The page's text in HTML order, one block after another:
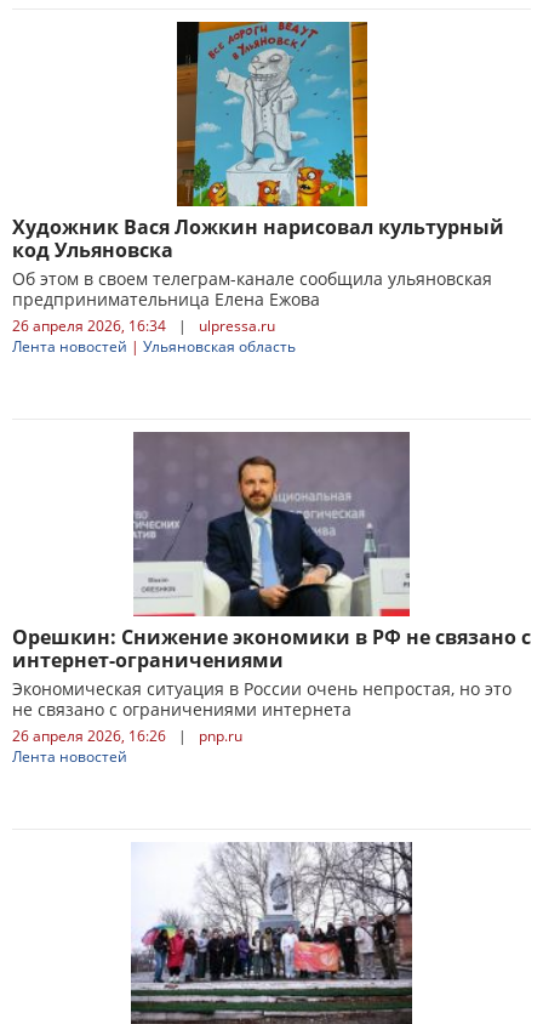
Художник Вася Ложкин нарисовал культурный
код Ульяновска
Об этом в своем телеграм-канале сообщила ульяновская
предпринимательница Елена Ежова
26 апреля 2026, 16:34 |
ulpressa.ru
Лента новостей | Ульяновская область
Орешкин: Снижение экономики в РФ не связано с
интернет-ограничениями
Экономическая ситуация в России очень непростая, но это
не связано с ограничениями интернета
26 апреля 2026, 16:26 |
pnp.ru
Лента новостей